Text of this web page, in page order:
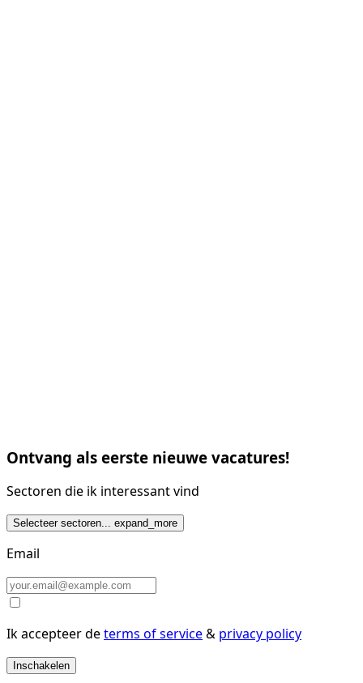
Ontvang als eerste nieuwe vacatures!
Sectoren die ik interessant vind
Selecteer sectoren... expand_more
Email
Ik accepteer determs of service& privacy policy
Inschakelen